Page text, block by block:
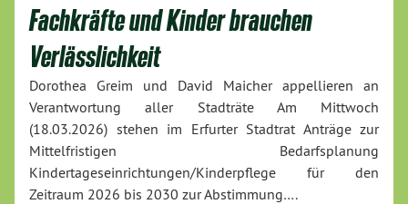
Fachkräfte und Kinder brauchen
Verlässlichkeit
Dorothea Greim und David Maicher appellieren an
Verantwortung aller Stadträte Am Mittwoch
(18.03.2026) stehen im Erfurter Stadtrat Anträge zur
Mittelfristigen Bedarfsplanung
Kindertageseinrichtungen/Kinderpflege für den
Zeitraum 2026 bis 2030 zur Abstimmung….